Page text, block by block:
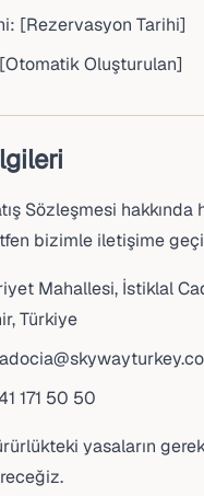
[Rezervasyon Tarihi]
Oluşturulan]
Sözleşmesi hakkında
bizimle iletişime
Mahallesi, İstiklal
Türkiye
171 50 50
yasaların